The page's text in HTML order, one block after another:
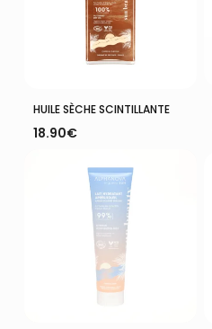
Ajouter Au Panier
HUILE SÈCHE SCINTILLANTE
18.90€